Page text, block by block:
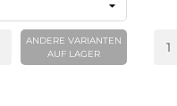
ANDERE VARIANTEN
AUF LAGER